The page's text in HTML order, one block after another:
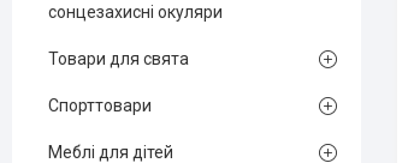
сонцезахисні окуляри
Товари для свята
Спорттовари
Меблі для дітей